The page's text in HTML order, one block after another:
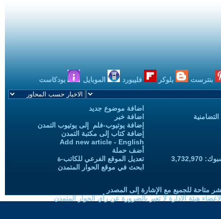
بنترست بلوكر فليبورد الموبايل بودكاست
اضافة موضوع جديد
اضافة خبر
إضافة يوتيوب-فلم إلى يوتيوب التمدن
إضافة كتاب إلى مكتبة التمدن
Add new article - English
أضف حملة
تعديل الموقع الفرعي للكاتب-ة
ابحث في موقع الحوار المتمدن
متاحة للجميع مع الإشارة إلى المصدر
هيئة الادارة لا تعبر بالضرورة عن رأي الحوار المتمدن